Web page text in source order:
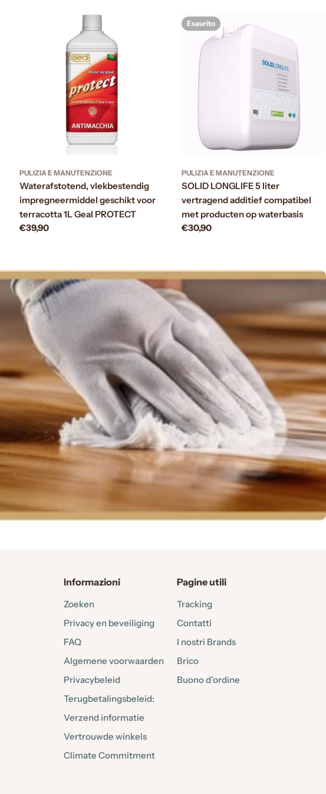
PULIZIA E MANUTENZIONE
Waterafstotend, vlekbestendig
impregneermiddel geschikt voor
terracotta 1L Geal PROTECT
Prezzo
€39,90
Esaurito
PULIZIA E MANUTENZIONE
SOLID LONGLIFE 5 liter
vertragend additief compatibel
met producten op waterbasis
Prezzo
€30,90
Informazioni
Zoeken
Privacy en beveiliging
FAQ
Algemene voorwaarden
Privacybeleid
Terugbetalingsbeleid:
Verzend informatie
Vertrouwde winkels
Climate Commitment
Pagine utili
Tracking
Contatti
I nostri Brands
Brico
Buono d'ordine